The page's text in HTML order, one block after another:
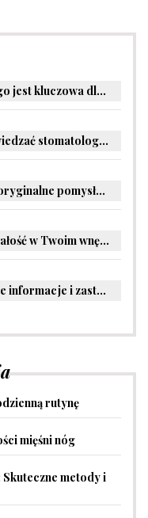
Czym jest rehabilitacja i dlaczego jest kluczowa dla powrotu do zdrowia?
Dlaczego warto regularnie odwiedzać stomatologa?
Drewniane łóżko dla dziecka – oryginalne pomysły na aranżację pokoju malucha
Meble bukowe – elegancja i trwałość w Twoim wnętrzu
Zgrzewanie punktowe: Kluczowe informacje i zastosowania w przemyśle
rutynę
mięśni nóg
metody i